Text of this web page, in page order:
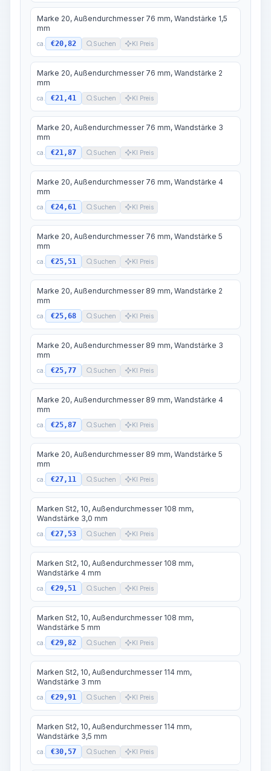
Marke 20, Außendurchmesser 76 mm, Wandstärke 1,5
mm
ca. €20,82 Suchen KI Preis
Marke 20, Außendurchmesser 76 mm, Wandstärke 2
mm
ca. €21,41 Suchen KI Preis
Marke 20, Außendurchmesser 76 mm, Wandstärke 3
mm
ca. €21,87 Suchen KI Preis
Marke 20, Außendurchmesser 76 mm, Wandstärke 4
mm
ca. €24,61 Suchen KI Preis
Marke 20, Außendurchmesser 76 mm, Wandstärke 5
mm
ca. €25,51 Suchen KI Preis
Marke 20, Außendurchmesser 89 mm, Wandstärke 2
mm
ca. €25,68 Suchen KI Preis
Marke 20, Außendurchmesser 89 mm, Wandstärke 3
mm
ca. €25,77 Suchen KI Preis
Marke 20, Außendurchmesser 89 mm, Wandstärke 4
mm
ca. €25,87 Suchen KI Preis
Marke 20, Außendurchmesser 89 mm, Wandstärke 5
mm
ca. €27,11 Suchen KI Preis
Marken St2, 10, Außendurchmesser 108 mm,
Wandstärke 3,0 mm
ca. €27,53 Suchen KI Preis
Marken St2, 10, Außendurchmesser 108 mm,
Wandstärke 4 mm
ca. €29,51 Suchen KI Preis
Marken St2, 10, Außendurchmesser 108 mm,
Wandstärke 5 mm
ca. €29,82 Suchen KI Preis
Marken St2, 10, Außendurchmesser 114 mm,
Wandstärke 3 mm
ca. €29,91 Suchen KI Preis
Marken St2, 10, Außendurchmesser 114 mm,
Wandstärke 3,5 mm
ca. €30,57 Suchen KI Preis